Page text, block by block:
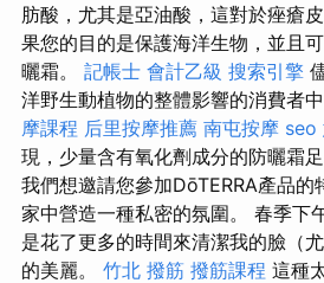
肪酸，尤其是亞油酸，這對於痤瘡
果您的目的是保護海洋生物，並且
曬霜。 記帳士 會計乙級 搜索引擎
洋野生動植物的整體影響的消費者
摩課程 后里按摩推薦 南屯按摩 seo
現，少量含有氧化劑成分的防曬霜
我們想邀請您參加DōTERRA產品
家中營造一種私密的氛圍。 春季下
是花了更多的時間來清潔我的臉（
的美麗。 竹北 撥筋 撥筋課程 這種